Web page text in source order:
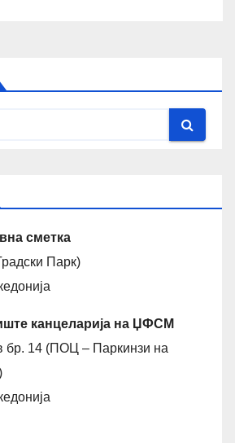
сметка
Парк)
канцеларија на ЏФСМ
бр. 14 (ПОЦ – Паркинзи на